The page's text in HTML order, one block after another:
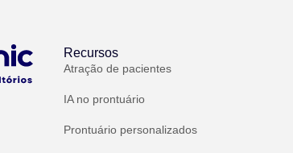
Recursos
Atração de pacientes
IA no prontuário
Prontuário personalizados